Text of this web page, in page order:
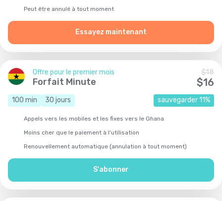
Peut être annulé à tout moment
Essayez maintenant
Offre pour le premier mois
Forfait Minute
$18
$16
100 min 30 jours sauvegarder11%
Appels vers les mobiles et les fixes vers le Ghana
Moins cher que le paiement à l'utilisation
Renouvellement automatique (annulation à tout moment)
S'abonner